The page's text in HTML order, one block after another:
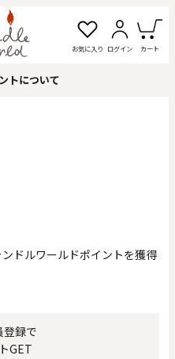
お気に入り ログイン カート
トについて
ドルワールドポイントを獲得
登録で
GET